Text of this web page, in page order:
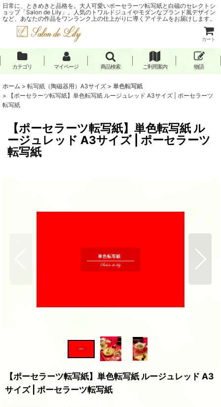
日常に、ときめきと品格を。大人可愛いポーセラーツ転写紙と白磁のセレクトシ
ョップ「Salon de Lily」。人気のトワルドジュイやモダンなブランド風デザイン
など、あなたの作品をワンランク上の仕上がりに導くアイテムをお届けします。
カート
カテゴリ マイページ 商品検索 ご利用案内 物語
ホーム > 転写紙（陶磁器用）A3サイズ > 単色転写紙
>
【ポーセラーツ転写紙】単色転写紙 ルージュレッド A3サイズ | ポーセラーツ
転写紙
【ポーセラーツ転写紙】単色転写紙 ル
ージュレッド A3サイズ | ポーセラーツ
転写紙
【ポーセラーツ転写紙】単色転写紙 ルージュレッド A3
サイズ | ポーセラーツ転写紙